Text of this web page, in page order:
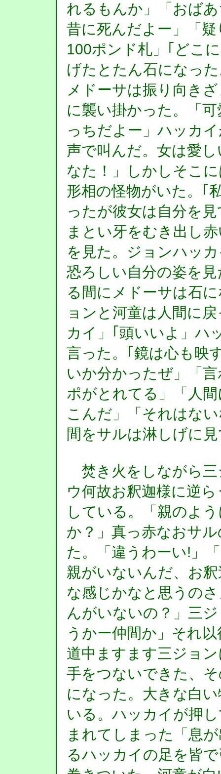
れるもんか」「おば
昔に死んだよー」「
100ポンド札」｢どこ
げたとたん石になっ
メドーサは振り向き
に襲い掛かった。「
っちだよー」ハッカ
声で叫んだ。女は愛
なた！」しかしそこ
形相の怪物がいた。｢
ったが彼女は自分を
まとい牙をむき出し
を見た。ジョンハッ
恐ろしい自分の姿を
る間にメドーサは石
ョンと河童は人間に
カイ」｢頭いいよ」ハ
言った。｢鏡は心も映
いか分かったぜ」「
ポがとれてる」「人
こんだ」「それはな
間をサルは淋しげに
焚き火をしながら三
ウ何故お釈迦様に逆
している。「親のよ
か？」真っ赤なおサ
た。「違うわーい!」
親がいないんだ、お
な感じかなと思うの
んがいないの？」三
うかー仲間か」それ
道中ますます三ジョ
手をつないできた、
になった。大きな白
いる。ハッカイが押
まれてしまった「息
るハッカイの足を皆